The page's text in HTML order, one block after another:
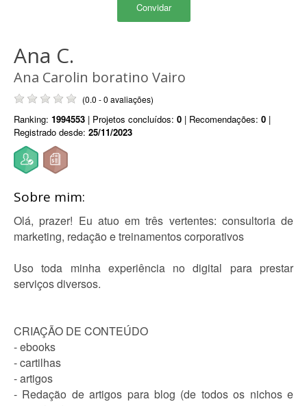
Convidar
Ana C.
Ana Carolin boratino Vairo
(0.0 - 0 avaliações)
Ranking: 1994553 | Projetos concluídos: 0 | Recomendações: 0 |
Registrado desde: 25/11/2023
Sobre mim:
Olá, prazer! Eu atuo em três vertentes: consultoria de
marketing, redação e treinamentos corporativos
Uso toda minha experiência no digital para prestar
serviços diversos.
CRIAÇÃO DE CONTEÚDO
- ebooks
- cartilhas
- artigos
- Redação de artigos para blog (de todos os nichos e